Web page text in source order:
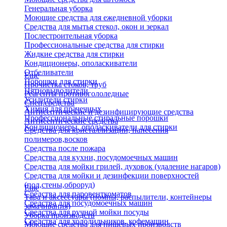
Генеральная уборка
Моющие средства для ежедневной уборки
Средства для мытья стекол, окон и зеркал
Послестроительная уборка
Профессиональные средства для стирки
Жидкие средства для стирки
Кондиционеры, ополаскиватели
Отбеливатели
Порошки для стирки
Пятновыводители
Усилители стирки
Химия для прачечных
Профессиональные стиральные порошки
Кондиционеры, ополаскиватели для стирки
Еще
Прочистка стоков, труб
Реагенты противогололедные
Спец.средства
Антисептические и дезинфицирующие средства
Антисептические средства
Средства для кристаллизации, нанесения
полимеров,восков
Средства после пожара
Средства для кухни, посудомоечных машин
Средства для мойки грилей, духовок (удаление нагаров)
Средства для мойки и дезинфекции поверхностей
(пол,стены,оброруд)
Средства для паровенткоматов
Средства для посудомоечных машин
Средства для ручной мойки посуды
Средства для холодильников, кофемашин
Еще
Тара и аксессуары (помпы, распылители, контейнеры
замачивания)
Уборка производств
Моющие средства для пищевых производств